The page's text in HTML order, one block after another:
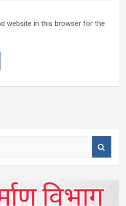
website in this browser for the